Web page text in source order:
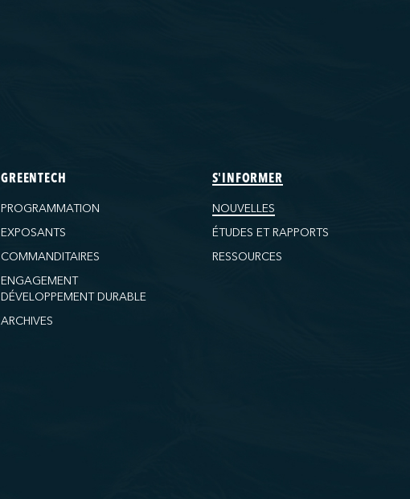
GREENTECH
PROGRAMMATION
EXPOSANTS
COMMANDITAIRES
ENGAGEMENT
DÉVELOPPEMENT DURABLE
ARCHIVES
S'INFORMER
NOUVELLES
ÉTUDES ET RAPPORTS
RESSOURCES